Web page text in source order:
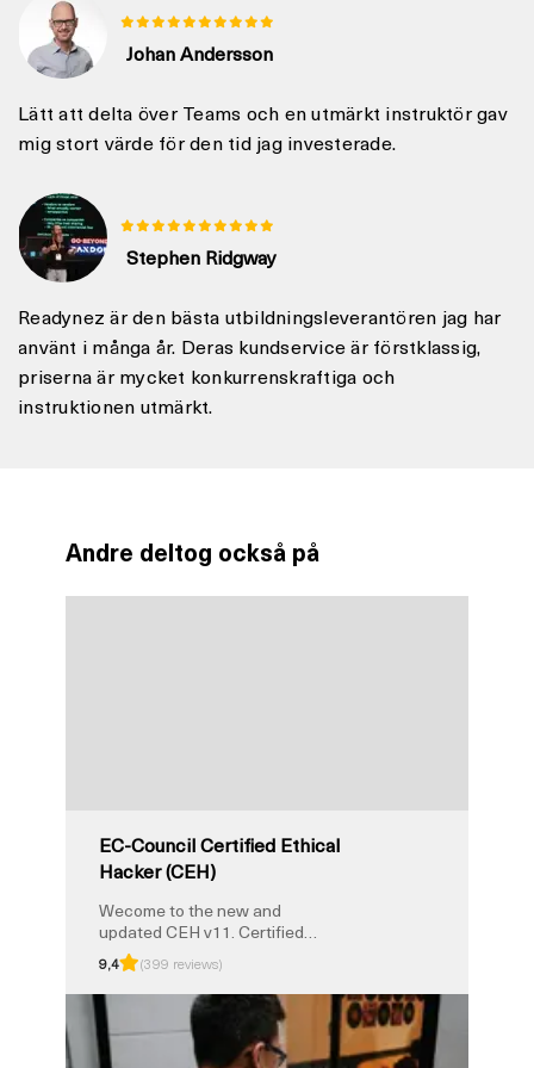
Johan Andersson
Lätt att delta över Teams och en utmärkt instruktör gav
mig stort värde för den tid jag investerade.
Stephen Ridgway
Readynez är den bästa utbildningsleverantören jag har
använt i många år. Deras kundservice är förstklassig,
priserna är mycket konkurrenskraftiga och
instruktionen utmärkt.
Andre deltog också på
EC-Council Certified Ethical
Hacker (CEH)
Wecome to the new and
updated CEH v11. Certified
Ethical Hacker CEH v11 will
teach you the latest
commercial-grade hacking tools,
techniques, and methodologies
used by hackers and information
security professionals to lawfully
9,4 (399 reviews)